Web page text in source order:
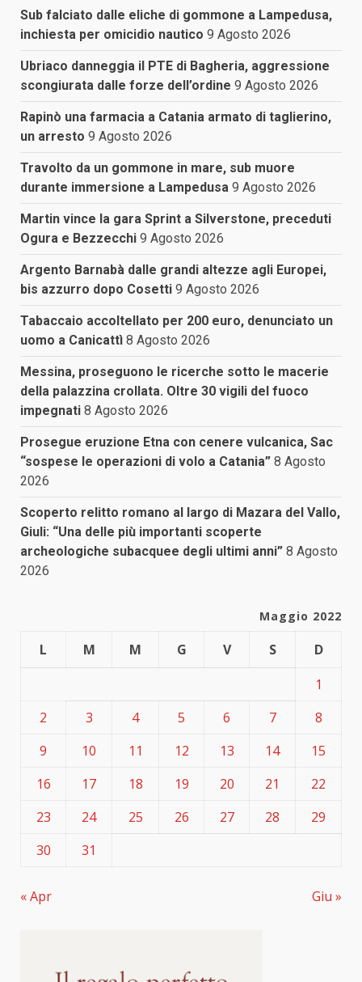
Sub falciato dalle eliche di gommone a Lampedusa,
inchiesta per omicidio nautico 9 Agosto 2026
Ubriaco danneggia il PTE di Bagheria, aggressione
scongiurata dalle forze dell’ordine 9 Agosto 2026
Rapinò una farmacia a Catania armato di taglierino,
un arresto 9 Agosto 2026
Travolto da un gommone in mare, sub muore
durante immersione a Lampedusa 9 Agosto 2026
Martin vince la gara Sprint a Silverstone, preceduti
Ogura e Bezzecchi 9 Agosto 2026
Argento Barnabà dalle grandi altezze agli Europei,
bis azzurro dopo Cosetti 9 Agosto 2026
Tabaccaio accoltellato per 200 euro, denunciato un
uomo a Canicattì 8 Agosto 2026
Messina, proseguono le ricerche sotto le macerie
della palazzina crollata. Oltre 30 vigili del fuoco
impegnati 8 Agosto 2026
Prosegue eruzione Etna con cenere vulcanica, Sac
“sospese le operazioni di volo a Catania” 8 Agosto
2026
Scoperto relitto romano al largo di Mazara del Vallo,
Giuli: “Una delle più importanti scoperte
archeologiche subacquee degli ultimi anni” 8 Agosto
2026
Maggio 2022
L M M G V S
D
1
2
3 4 5 6 7
8
9
10 11 12 13 14
15
16
17 18 19 20 21
22
23
24 25 26 27 28
29
30
31
« Apr Giu »